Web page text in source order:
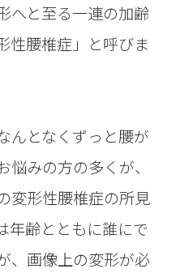
へと至る一連の加齢
性腰椎症」と呼びま
んとなくずっと腰が
みの方の多くが、
変形性腰椎症の所見
年齢とともに誰にで
、画像上の変形が必